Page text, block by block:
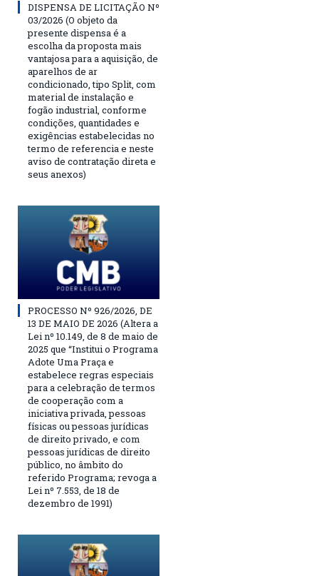
DISPENSA DE LICITAÇÃO Nº
03/2026 (O objeto da
presente dispensa é a
escolha da proposta mais
vantajosa para a aquisição, de
aparelhos de ar
condicionado, tipo Split, com
material de instalação e
fogão industrial, conforme
condições, quantidades e
exigências estabelecidas no
termo de referencia e neste
aviso de contratação direta e
seus anexos)
PROCESSO Nº 926/2026, DE
13 DE MAIO DE 2026 (Altera a
Lei nº 10.149, de 8 de maio de
2025 que “Institui o Programa
Adote Uma Praça e
estabelece regras especiais
para a celebração de termos
de cooperação com a
iniciativa privada, pessoas
físicas ou pessoas jurídicas
de direito privado, e com
pessoas jurídicas de direito
público, no âmbito do
referido Programa; revoga a
Lei nº 7.553, de 18 de
dezembro de 1991)